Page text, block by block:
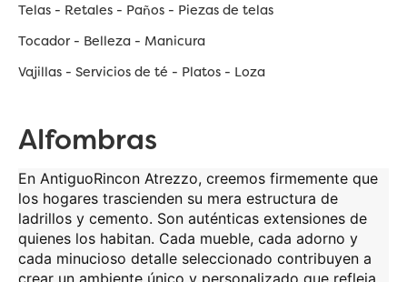
Telas - Retales - Paños - Piezas de telas
Tocador - Belleza - Manicura
Vajillas - Servicios de té - Platos - Loza
Alfombras
En AntiguoRincon Atrezzo, creemos firmemente que
los hogares trascienden su mera estructura de
ladrillos y cemento. Son auténticas extensiones de
quienes los habitan. Cada mueble, cada adorno y
cada minucioso detalle seleccionado contribuyen a
crear un ambiente único y personalizado que refleja